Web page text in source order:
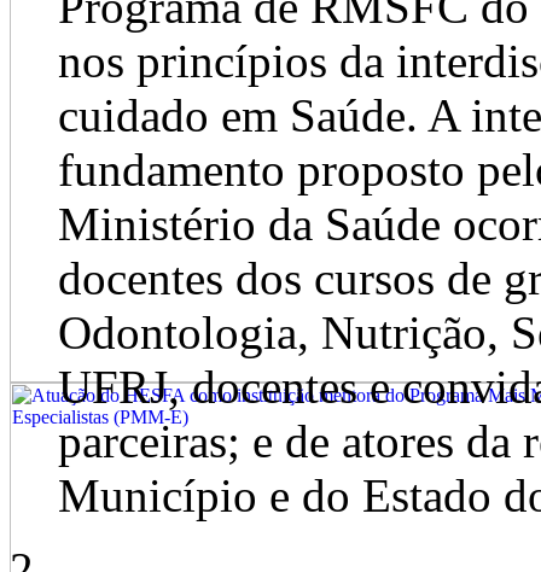
nos princípios da
cuidado em Saúde. A
fundamento proposto
Ministério da Saúde
docentes dos cursos de
Odontologia, Nutrição,
UFRJ, docentes e
parceiras; e de atores da
Município e do Estado